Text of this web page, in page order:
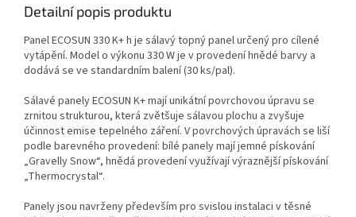
Detailní popis produktu
Panel ECOSUN 330 K+ h je sálavý topný panel určený pro cílené
vytápění. Model o výkonu 330 W je v provedení hnědé barvy a
dodává se ve standardním balení (30 ks/pal).
Sálavé panely ECOSUN K+ mají unikátní povrchovou úpravu se
zrnitou strukturou, která zvětšuje sálavou plochu a zvyšuje
účinnost emise tepelného záření. V povrchových úpravách se liší
podle barevného provedení: bílé panely mají jemné pískování
„Gravelly Snow“, hnědá provedení využívají výraznější pískování
„Thermocrystal“.
Panely jsou navrženy především pro svislou instalaci v těsné